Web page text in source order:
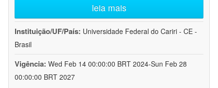
leia mais
Instituição/UF/País: Universidade Federal do Cariri - CE -
Brasil
Vigência: Wed Feb 14 00:00:00 BRT 2024-Sun Feb 28
00:00:00 BRT 2027